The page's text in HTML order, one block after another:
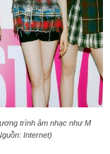
trình âm nhạc như M
Internet)